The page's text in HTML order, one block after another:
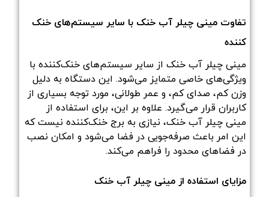
تفاوت مینی چیلر آب خنک با سایر سیستم‌های خنک
کننده
مینی چیلر آب خنک از سایر سیستم‌های خنک‌کننده با
ویژگی‌های خاصی متمایز می‌شود. این دستگاه به دلیل
وزن کم، صدای کم، و عمر طولانی، مورد توجه بسیاری از
کاربران قرار می‌گیرد. علاوه بر این، برای استفاده از
مینی چیلر آب خنک، نیازی به برج خنک‌کننده نیست که
این امر باعث صرفه‌جویی در فضا می‌شود و امکان نصب
در فضاهای محدود را فراهم می‌کند.
مزایای استفاده از مینی چیلر آب خنک